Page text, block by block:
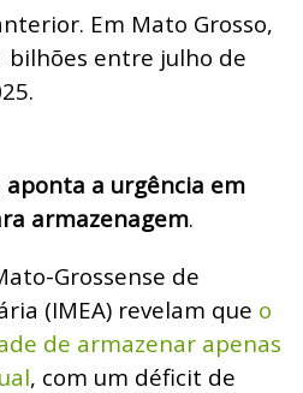
Em Mato Grosso,
bilhões entre julho de
aponta a urgência em
armazenagem.
Grossense de
(IMEA) revelam que o
de armazenar apenas
, com um déficit de